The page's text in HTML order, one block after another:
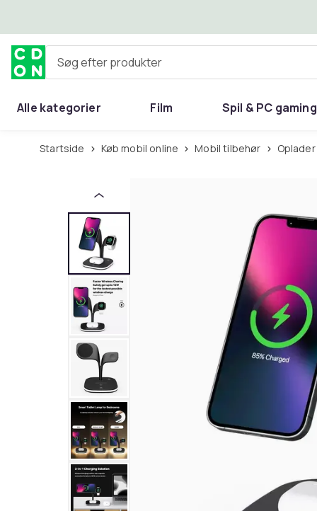
Søg efter produkter
Alle kategorier Film Spil & PC gaming
Hjem & have
Startside Køb mobil online Mobil tilbehør